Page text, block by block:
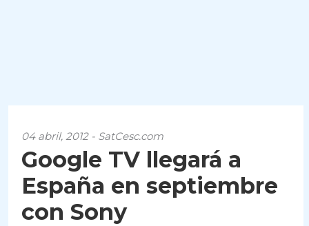
04 abril, 2012 - SatCesc.com
Google TV llegará a
España en septiembre
con Sony